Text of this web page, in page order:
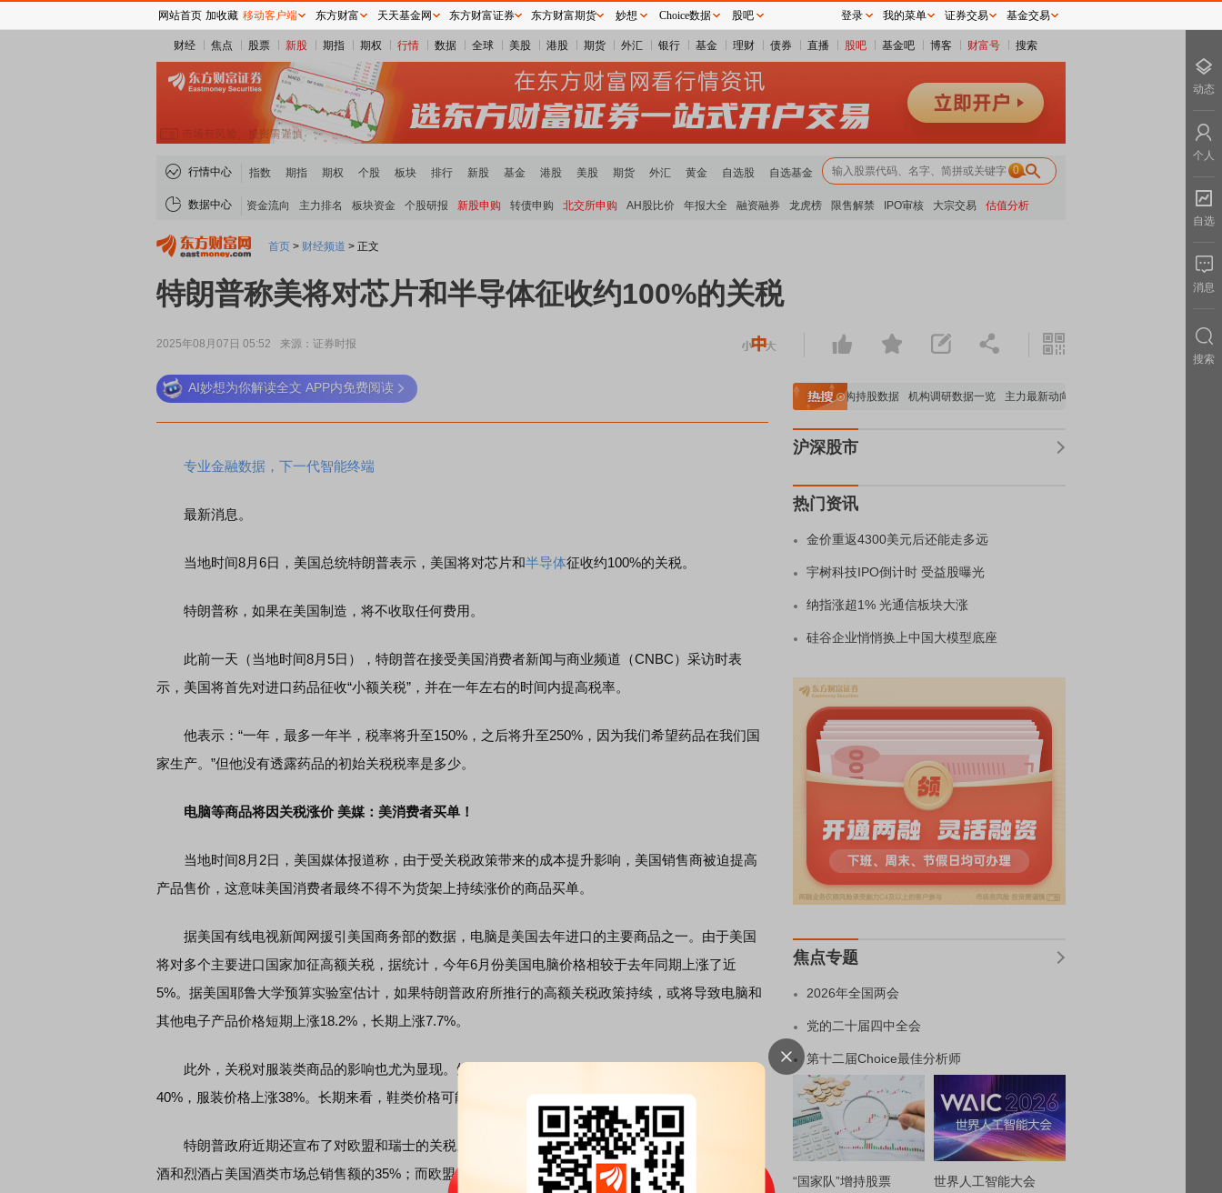
财经 焦点 股票 新股 期指 期权 行情 数据 全球 美股 港股 期货 外汇 银行 基金 理财 债券 直播 股吧 基金吧 博客 财富号 搜索
行情中心 指数 期指 期权 个股 板块 排行 新股 基金 港股 美股 期货 外汇 黄金 自选股 自选基金 0
数据中心 资金流向 主力排名 板块资金 个股研报 新股申购 转债申购 北交所申购 AH股比价 年报大全 融资融券 龙虎榜 限售解禁 IPO审核 大宗交易 估值分析
首页 > 财经频道 > 正文
特朗普称美将对芯片和半导体征收约100%的关税
2025年08月07日 05:52 来源：证券时报
AI妙想为你解读全文 APP内免费阅读
专业金融数据，下一代智能终端
最新消息。
当地时间8月6日，美国总统特朗普表示，美国将对芯片和半导体征收约100%的关税。
特朗普称，如果在美国制造，将不收取任何费用。
此前一天（当地时间8月5日），特朗普在接受美国消费者新闻与商业频道（CNBC）采访时表
示，美国将首先对进口药品征收“小额关税”，并在一年左右的时间内提高税率。
他表示：“一年，最多一年半，税率将升至150%，之后将升至250%，因为我们希望药品在我们国
家生产。”但他没有透露药品的初始关税税率是多少。
电脑等商品将因关税涨价 美媒：美消费者买单！
当地时间8月2日，美国媒体报道称，由于受关税政策带来的成本提升影响，美国销售商被迫提高
产品售价，这意味美国消费者最终不得不为货架上持续涨价的商品买单。
据美国有线电视新闻网援引美国商务部的数据，电脑是美国去年进口的主要商品之一。由于美国
将对多个主要进口国家加征高额关税，据统计，今年6月份美国电脑价格相较于去年同期上涨了近
5%。据美国耶鲁大学预算实验室估计，如果特朗普政府所推行的高额关税政策持续，或将导致电脑和
其他电子产品价格短期上涨18.2%，长期上涨7.7%。
此外，关税对服装类商品的影响也尤为显现。短期内，美国消费者可能会看到鞋类价格上涨
40%，服装价格上涨38%。长期来看，鞋类价格可能上涨19%，而服装价格可能上涨17%。
特朗普政府近期还宣布了对欧盟和瑞士的关税。根据美国葡萄酒和烈酒批发商的数据，进口葡萄
酒和烈酒占美国酒类市场总销售额的35%；而欧盟是美国市场中葡萄酒、威士忌和伏特加在内的酒精
稀土板块领涨 重要机构持股数据 机构调研数据一览 主力最新动向
沪深股市
热门资讯
金价重返4300美元后还能走多远
宇树科技IPO倒计时 受益股曝光
纳指涨超1% 光通信板块大涨
硅谷企业悄悄换上中国大模型底座
焦点专题
2026年全国两会
党的二十届四中全会
第十二届Choice最佳分析师
“国家队”增持股票 世界人工智能大会
网站首页 加收藏 移动客户端 东方财富 天天基金网 东方财富证券 东方财富期货 妙想 Choice数据 股吧 登录 我的菜单 证券交易 基金交易
动态
个人
自选
消息
搜索